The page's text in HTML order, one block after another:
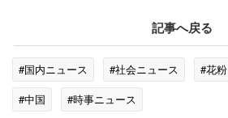
記事へ戻る
#国内ニュース #社会ニュース #花粉
#中国
#時事ニュース